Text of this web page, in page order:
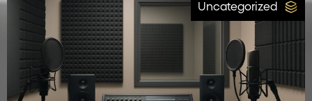
Uncategorized